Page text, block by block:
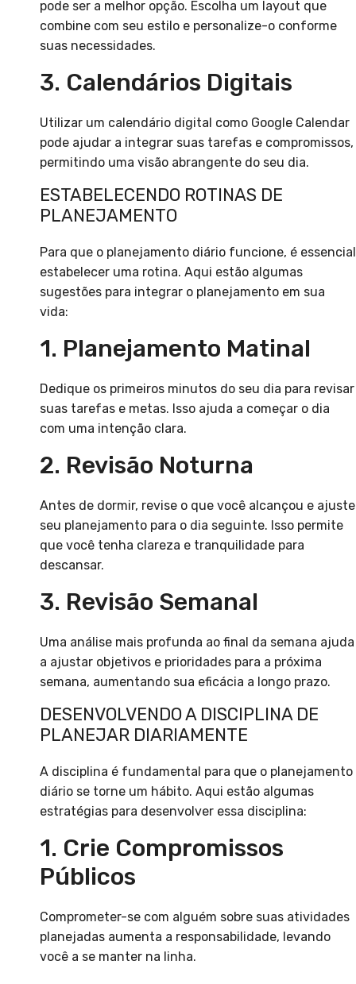
pode ser a melhor opção. Escolha um layout que
combine com seu estilo e personalize-o conforme
suas necessidades.
3. Calendários Digitais
Utilizar um calendário digital como Google Calendar
pode ajudar a integrar suas tarefas e compromissos,
permitindo uma visão abrangente do seu dia.
ESTABELECENDO ROTINAS DE
PLANEJAMENTO
Para que o planejamento diário funcione, é essencial
estabelecer uma rotina. Aqui estão algumas
sugestões para integrar o planejamento em sua
vida:
1. Planejamento Matinal
Dedique os primeiros minutos do seu dia para revisar
suas tarefas e metas. Isso ajuda a começar o dia
com uma intenção clara.
2. Revisão Noturna
Antes de dormir, revise o que você alcançou e ajuste
seu planejamento para o dia seguinte. Isso permite
que você tenha clareza e tranquilidade para
descansar.
3. Revisão Semanal
Uma análise mais profunda ao final da semana ajuda
a ajustar objetivos e prioridades para a próxima
semana, aumentando sua eficácia a longo prazo.
DESENVOLVENDO A DISCIPLINA DE
PLANEJAR DIARIAMENTE
A disciplina é fundamental para que o planejamento
diário se torne um hábito. Aqui estão algumas
estratégias para desenvolver essa disciplina:
1. Crie Compromissos
Públicos
Comprometer-se com alguém sobre suas atividades
planejadas aumenta a responsabilidade, levando
você a se manter na linha.